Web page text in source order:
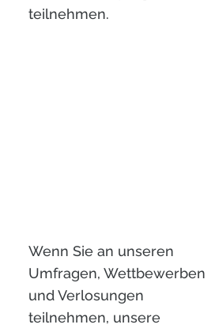
teilnehmen.
Wenn Sie an unseren
Umfragen, Wettbewerben
und Verlosungen
teilnehmen, unsere